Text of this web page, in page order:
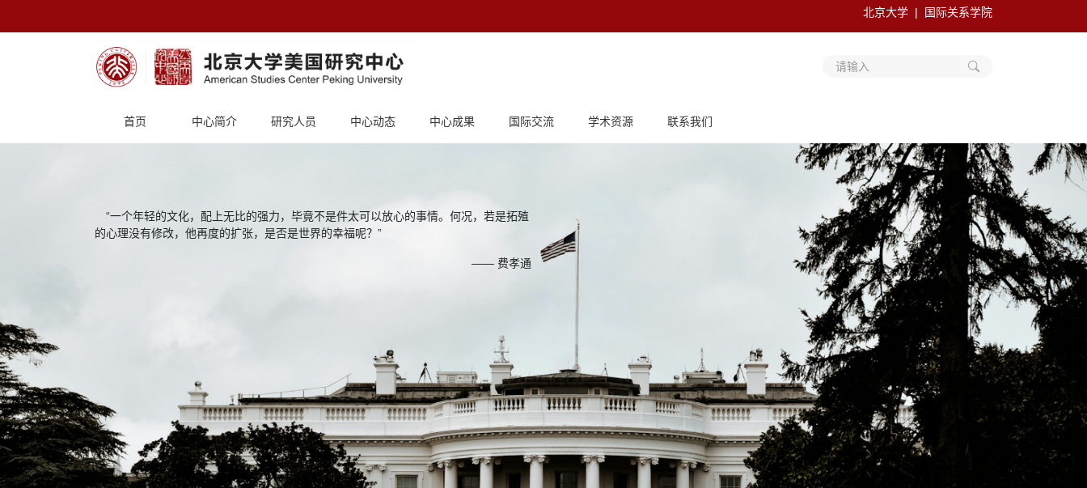
北京大学 国际关系学院
请输入
首页 中心简介 研究人员 中心动态 中心成果 国际交流 学术资源 联系我们
“一个年轻的文化，配上无比的强力，毕竟不是件太可以放心的事情。何况，若是拓殖
的心理没有修改，他再度的扩张，是否是世界的幸福呢？”
—— 费孝通